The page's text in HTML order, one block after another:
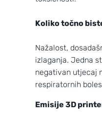
Koliko točno
Nažalost,
izlaganja. Jedna
negativan utjecaj
respiratornih
Emisije 3D